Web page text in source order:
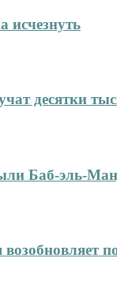
исчезнуть
десятки
Баб-эль-